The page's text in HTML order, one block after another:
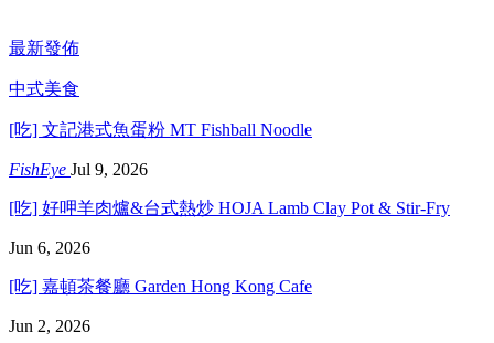
最新發佈
中式美食
[吃] 文記港式魚蛋粉 MT Fishball Noodle
FishEye Jul 9, 2026
[吃] 好呷羊肉爐&台式熱炒 HOJA Lamb Clay Pot & Stir-Fry
Jun 6, 2026
[吃] 嘉頓茶餐廳 Garden Hong Kong Cafe
Jun 2, 2026